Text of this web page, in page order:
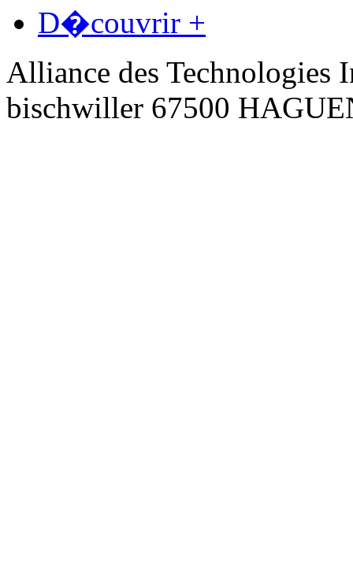
D�couvrir +
Alliance des Technologies
bischwiller 67500